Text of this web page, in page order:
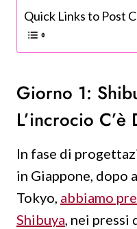
Quick Links to Post
Giorno 1:
L’incrocio C’è
In fase di
in Giappone, dopo
Tokyo, abbiamo
Shibuya, nei pressi